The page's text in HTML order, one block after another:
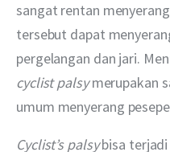
sangat rentan
tersebut dapat
pergelangan dan jari.
cyclist palsy merupakan
umum menyerang
Cyclist’s palsy bisa